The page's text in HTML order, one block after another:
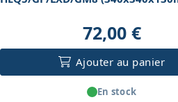
72,00 €
Ajouter au panier
En stock